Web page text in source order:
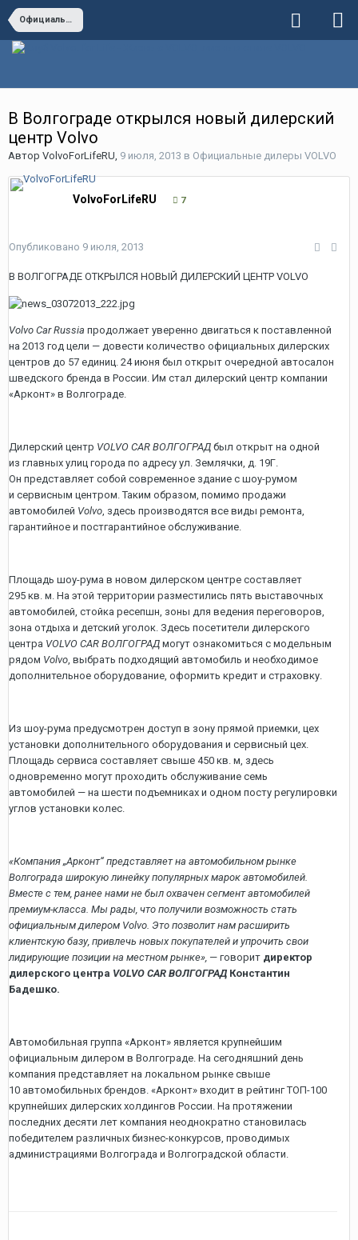
Официальные дилеры VOLVO
В Волгограде открылся новый дилерский
центр Volvo
Автор VolvoForLifeRU, 9 июля, 2013 в Официальные дилеры VOLVO
VolvoForLifeRU 7
Опубликовано 9 июля, 2013
В ВОЛГОГРАДЕ ОТКРЫЛСЯ НОВЫЙ ДИЛЕРСКИЙ ЦЕНТР VOLVO
Volvo Car Russia продолжает уверенно двигаться к поставленной
на 2013 год цели — довести количество официальных дилерских
центров до 57 единиц. 24 июня был открыт очередной автосалон
шведского бренда в России. Им стал дилерский центр компании
«Арконт» в Волгограде.
Дилерский центр VOLVO CAR ВОЛГОГРАД был открыт на одной
из главных улиц города по адресу ул. Землячки, д. 19Г.
Он представляет собой современное здание с шоу-румом
и сервисным центром. Таким образом, помимо продажи
автомобилей Volvo , здесь производятся все виды ремонта,
гарантийное и постгарантийное обслуживание.
Площадь шоу-рума в новом дилерском центре составляет
295 кв. м. На этой территории разместились пять выставочных
автомобилей, стойка ресепшн, зоны для ведения переговоров,
зона отдыха и детский уголок. Здесь посетители дилерского
центра VOLVO CAR ВОЛГОГРАД могут ознакомиться с модельным
рядом Volvo , выбрать подходящий автомобиль и необходимое
дополнительное оборудование, оформить кредит и страховку.
Из шоу-рума предусмотрен доступ в зону прямой приемки, цех
установки дополнительного оборудования и сервисный цех.
Площадь сервиса составляет свыше 450 кв. м, здесь
одновременно могут проходить обслуживание семь
автомобилей — на шести подъемниках и одном посту регулировки
углов установки колес.
«Компания „Арконт“ представляет на автомобильном рынке
Волгограда широкую линейку популярных марок автомобилей.
Вместе с тем, ранее нами не был охвачен сегмент автомобилей
премиум-класса. Мы рады, что получили возможность стать
официальным дилером Volvo. Это позволит нам расширить
клиентскую базу, привлечь новых покупателей и упрочить свои
лидирующие позиции на местном рынке», — говорит директор
дилерского центра VOLVO CAR ВОЛГОГРАД Константин
Бадешко.
Автомобильная группа «Арконт» является крупнейшим
официальным дилером в Волгограде. На сегодняшний день
компания представляет на локальном рынке свыше
10 автомобильных брендов. «Арконт» входит в рейтинг ТОП-100
крупнейших дилерских холдингов России. На протяжении
последних десяти лет компания неоднократно становилась
победителем различных бизнес-конкурсов, проводимых
администрациями Волгограда и Волгоградской области.